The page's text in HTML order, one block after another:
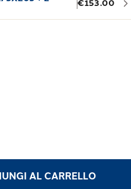
€153.00
AL CARRELLO